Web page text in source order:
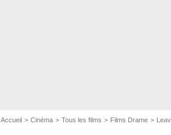
Accueil Cinéma Tous les films Films Drame